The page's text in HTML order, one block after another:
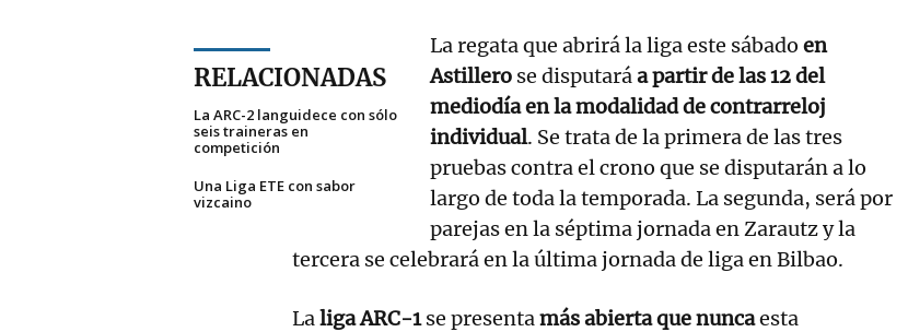
RELACIONADAS
La ARC-2 languidece con sólo
seis traineras en
competición
Una Liga ETE con sabor
vizcaino
La regata que abrirá la liga este sábadoen
Astillero se disputaráa partir de las 12 del
mediodía en la modalidad de contrarreloj
individual. Se trata de la primera de las tres
pruebas contra el crono que se disputarán a lo
largo de toda la temporada. La segunda, será por
parejas en la séptima jornada en Zarautz y la
tercera se celebrará en la última jornada de liga en Bilbao.
Laliga ARC-1se presentamás abierta que nuncaesta